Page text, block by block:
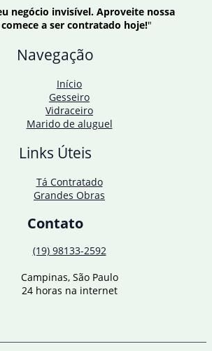
negócio invisível. Aproveite nossa
a ser contratado hoje!"
Navegação
Início
Gesseiro
Vidraceiro
Marido de aluguel
Links Úteis
Tá Contratado
Grandes Obras
Contato
(19) 98133-2592
Campinas, São Paulo
24 horas na internet